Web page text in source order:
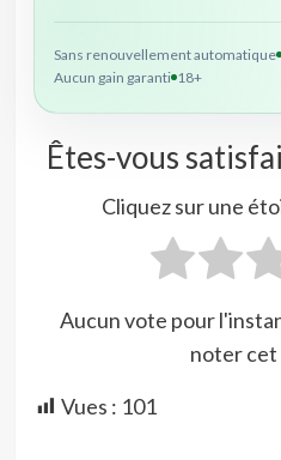
Sans renouvellement automatique
Aucun gain garanti 18+
Êtes-vous
Cliquez sur une
Aucun vote pour
noter cet
Vues : 101